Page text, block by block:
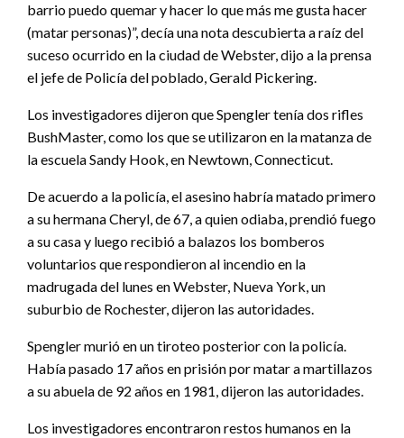
barrio puedo quemar y hacer lo que más me gusta hacer
(matar personas)”, decía una nota descubierta a raíz del
suceso ocurrido en la ciudad de Webster, dijo a la prensa
el jefe de Policía del poblado, Gerald Pickering.
Los investigadores dijeron que Spengler tenía dos rifles
BushMaster, como los que se utilizaron en la matanza de
la escuela Sandy Hook, en Newtown, Connecticut.
De acuerdo a la policía, el asesino habría matado primero
a su hermana Cheryl, de 67, a quien odiaba, prendió fuego
a su casa y luego recibió a balazos los bomberos
voluntarios que respondieron al incendio en la
madrugada del lunes en Webster, Nueva York, un
suburbio de Rochester, dijeron las autoridades.
Spengler murió en un tiroteo posterior con la policía.
Había pasado 17 años en prisión por matar a martillazos
a su abuela de 92 años en 1981, dijeron las autoridades.
Los investigadores encontraron restos humanos en la